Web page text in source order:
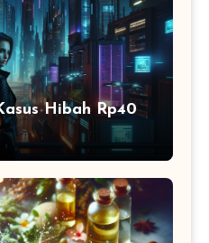
Hibah Rp40